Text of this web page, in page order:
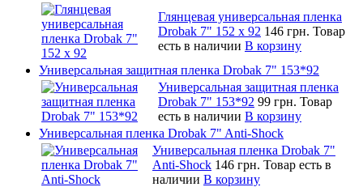
Глянцевая универсальная пленка
Drobak 7" 152 x 92 146 грн. Товар
есть в наличии В корзину
Универсальная защитная пленка Drobak 7" 153*92
Универсальная защитная пленка
Drobak 7" 153*92 99 грн. Товар
есть в наличии В корзину
Универсальная пленка Drobak 7" Anti-Shock
Универсальная пленка Drobak 7"
Anti-Shock 146 грн. Товар есть в
наличии В корзину